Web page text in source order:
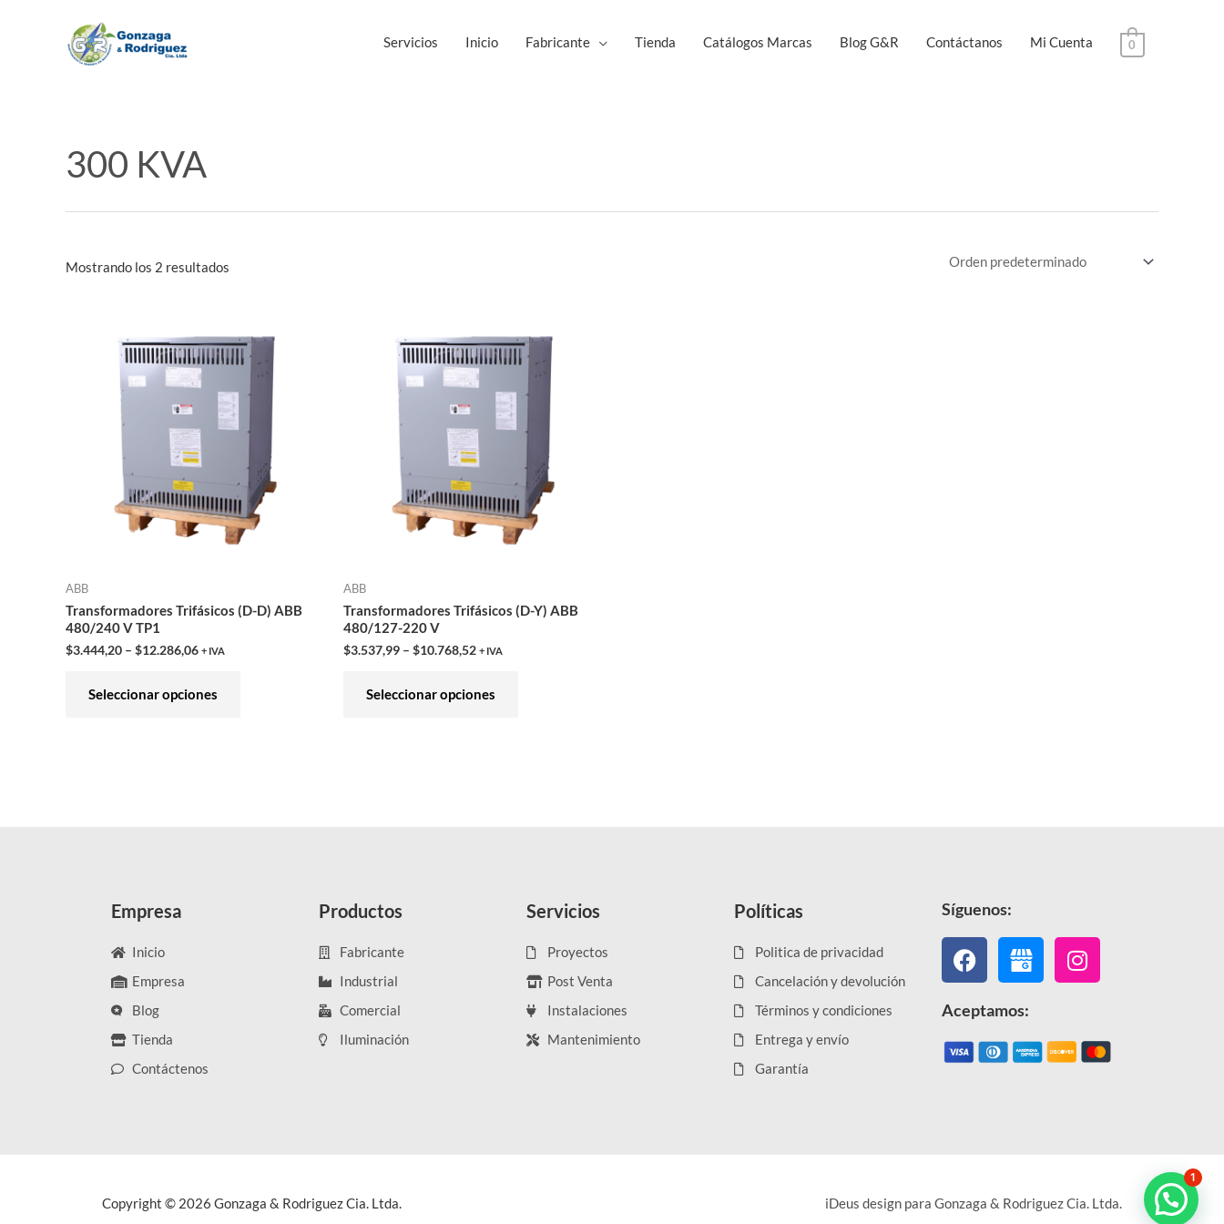
Servicios Inicio Fabricante Tienda Catálogos Marcas Blog G&R Contáctanos Mi Cuenta 0
300 KVA
Mostrando los 2 resultados
ABB
Transformadores Trifásicos (D-D) ABB
480/240 V TP1
$3.444,20 – $12.286,06 + IVA
Seleccionar opciones
producto
tiene
múltiples
variantes.
opciones
se
pueden
elegir
página
ABB
Transformadores Trifásicos (D-Y) ABB
480/127-220 V
$3.537,99 – $10.768,52 + IVA
Seleccionar opciones
producto
tiene
múltiples
variantes.
opciones
se
pueden
elegir
página
Empresa
Inicio
Empresa
Blog
Tienda
Contáctenos
Productos
Fabricante
Industrial
Comercial
Iluminación
Servicios
Proyectos
Post Venta
Instalaciones
Mantenimiento
Políticas
Politica de privacidad
Cancelación y devolución
Términos y condiciones
Entrega y envío
Garantía
Síguenos:
Facebook Instagram
Aceptamos:
Copyright © 2026 Gonzaga & Rodriguez Cia. Ltda. iDeus design para Gonzaga & Rodriguez Cia. Ltda.
1